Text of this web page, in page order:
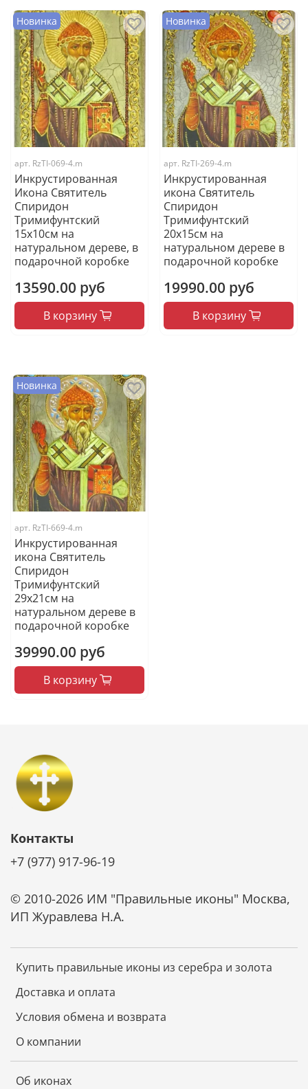
Новинка
арт. RzTI-069-4.m
Инкрустированная
Икона Святитель
Спиридон
Тримифунтский
15х10см на
натуральном дереве, в
подарочной коробке
13590.00 руб
В корзину
Новинка
арт. RzTI-269-4.m
Инкрустированная
икона Святитель
Спиридон
Тримифунтский
20х15см на
натуральном дереве в
подарочной коробке
19990.00 руб
В корзину
Новинка
арт. RzTI-669-4.m
Инкрустированная
икона Святитель
Спиридон
Тримифунтский
29х21см на
натуральном дереве в
подарочной коробке
39990.00 руб
В корзину
Купить правильные иконы из серебра и золота
Доставка и оплата
Условия обмена и возврата
О компании
Об иконах
Контакты
+7 (977) 917-96-19
© 2010-2026 ИМ "Правильные иконы" Москва,
ИП Журавлева Н.А.